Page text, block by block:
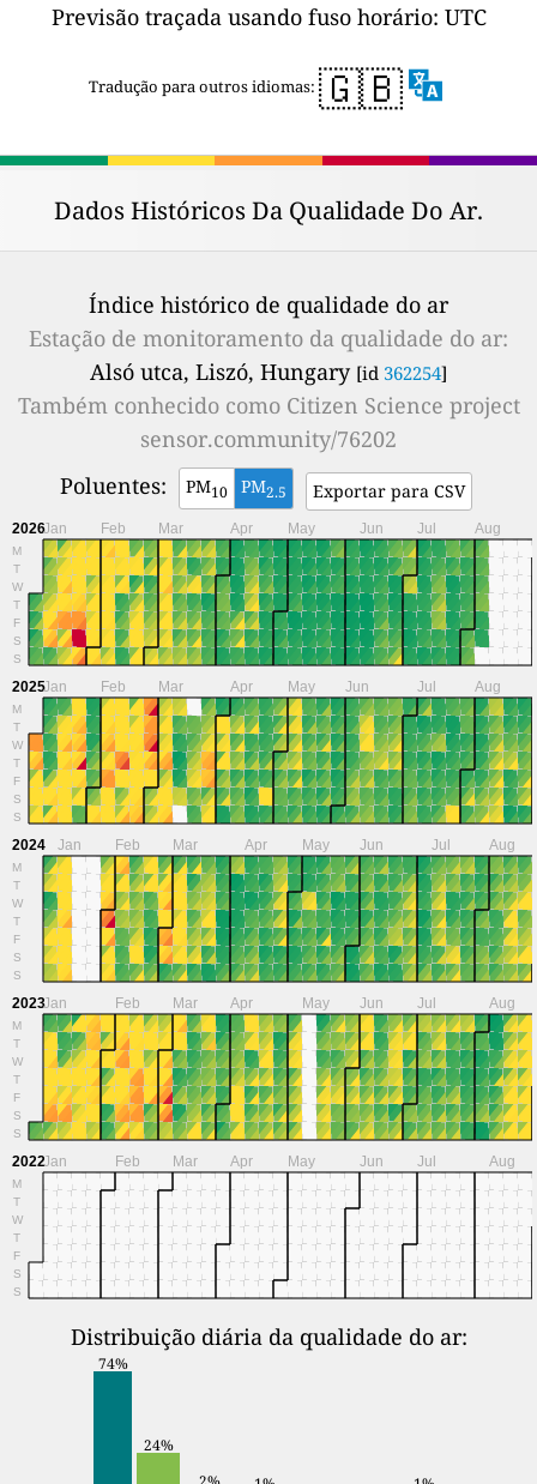
Previsão traçada usando fuso horário: UTC
Tradução para outros idiomas: 🇬🇧
Dados Históricos Da Qualidade Do Ar.
Índice histórico de qualidade do ar
Estação de monitoramento da qualidade do ar:
Alsó utca, Liszó, Hungary [id 362254]
Também conhecido comoCitizen Science project
sensor.community/76202
Poluentes:
PM10 PM2.5 Exportar para CSV
2026
M
T
W
T
F
S
S
Jan Feb Mar Apr May Jun Jul Aug
2025
M
T
W
T
F
S
S
Jan Feb Mar Apr May Jun Jul Aug
2024
M
T
W
T
F
S
S
Jan Feb Mar Apr May Jun Jul Aug
2023
M
T
W
T
F
S
S
Jan Feb Mar Apr May Jun Jul Aug
2022
M
T
W
T
F
S
S
Jan Feb Mar Apr May Jun Jul Aug
Distribuição diária da qualidade do ar:
74%
24%